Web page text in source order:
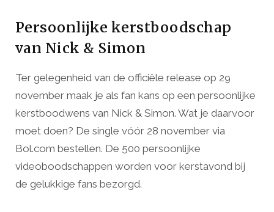
Persoonlijke kerstboodschap
van Nick & Simon
Ter gelegenheid van de officiële release op 29
november maak je als fan kans op een persoonlijke
kerstboodwens van Nick & Simon. Wat je daarvoor
moet doen? De single vóór 28 november via
Bol.com bestellen. De 500 persoonlijke
videoboodschappen worden voor kerstavond bij
de gelukkige fans bezorgd.